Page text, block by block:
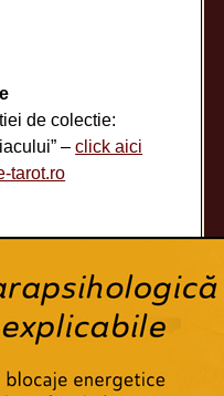
de colectie:
–click aici
tarot.ro